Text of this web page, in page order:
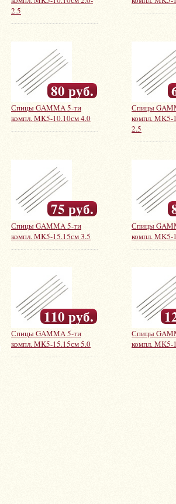
2.5
Спицы GAMMA 5-ти
компл. MK5-10.10см 4.0
80 руб.
Спицы
компл. MK5-
2.5
Спицы GAMMA 5-ти
компл. MK5-15.15см 3.5
75 руб.
Спицы
компл. MK5-
Спицы GAMMA 5-ти
компл. MK5-15.15см 5.0
110 руб.
Спицы
компл. MK5-